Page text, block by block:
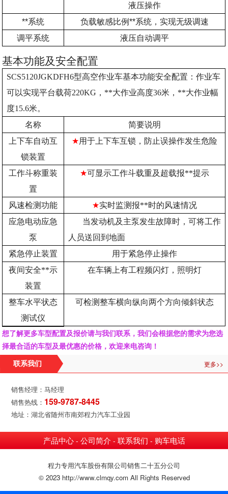
液压操作
**系统
负载敏感比例**系统，实现无级调速
调平系统
液压自动调平
基本功能及安全配置
SCS5120JGKDFH6型高空作业车基本功能安全配置：作业车
可以实现平台载荷220KG，**大作业高度36米，**大作业幅
度15.6米。
名称
简要说明
上下车自动互
锁装置
★用于上下车互锁，防止误操作发生危险
工作斗称重装
置
★可显示工作斗载重及超载报**提示
风速检测功能 ★实时监测报**时的风速情况
应急电动应急
泵
当发动机及主泵发生故障时，可将工作
人员送回到地面
紧急停止装置
用于紧急停止操作
夜间安全**示
装置
在车辆上有工程频闪灯，照明灯
整车水平状态
测试仪
可检测整车横向纵向两个方向倾斜状态
想了解更多车型配置及报价请与我们联系，我们会根据您的需求为您选
择最合适的车型及最优惠的价格，欢迎来电咨询！
联系我们 更多>>
销售经理：马经理
销售热线： 159-9787-8445
地址：湖北省随州市南郊程力汽车工业园
产品中心- 公司简介 - 联系我们 - 购车电话
程力专用汽车股份有限公司销售二十五分公司
© 2023 http://www.clmqy.com All Rights Reserved